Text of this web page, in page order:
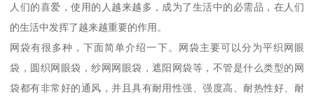
人们的喜爱，使用的人越来越多，成为了生活中的必需品，在人们
的生活中发挥了越来越重要的作用。
网袋有很多种，下面简单介绍一下。网袋主要可以分为平织网眼
袋，圆织网眼袋，纱网网眼袋，遮阳网袋等，不管是什么类型的网
袋都有非常好的通风，并且具有耐用性强、强度高、耐热性好、耐